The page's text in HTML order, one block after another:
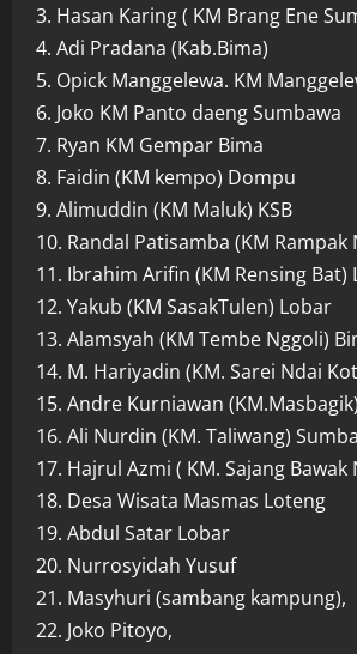
3. Hasan Karing ( KM Brang Ene
4. Adi Pradana (Kab.Bima)
5. Opick Manggelewa. KM
6. Joko KM Panto daeng Sumbawa
7. Ryan KM Gempar Bima
8. Faidin (KM kempo) Dompu
9. Alimuddin (KM Maluk) KSB
10. Randal Patisamba (KM Rampak
11. Ibrahim Arifin (KM Rensing Bat)
12. Yakub (KM SasakTulen) Lobar
13. Alamsyah (KM Tembe Nggoli)
14. M. Hariyadin (KM. Sarei Ndai
15. Andre Kurniawan
16. Ali Nurdin (KM. Taliwang)
17. Hajrul Azmi ( KM. Sajang Bawak
18. Desa Wisata Masmas Loteng
19. Abdul Satar Lobar
20. Nurrosyidah Yusuf
21. Masyhuri (sambang kampung),
22. Joko Pitoyo,